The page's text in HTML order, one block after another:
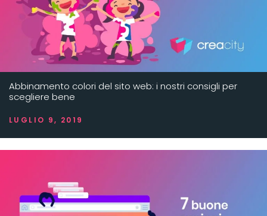
Abbinamento colori del sito web: i nostri consigli per
scegliere bene
LUGLIO 9, 2019